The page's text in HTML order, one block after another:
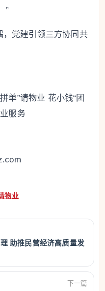
”
党建引领三方协同共
单”请物业 花小钱“团
服务
物业
助推民营经济高质量发
下一篇